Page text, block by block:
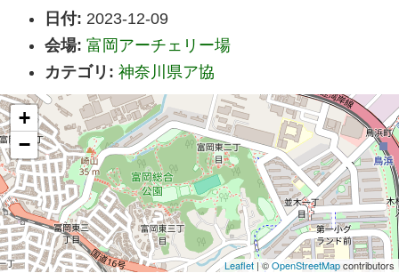
日付: 2023-12-09
会場: 富岡アーチェリー場
カテゴリ: 神奈川県ア協
+
−
Leaflet | ©OpenStreetMapcontributors